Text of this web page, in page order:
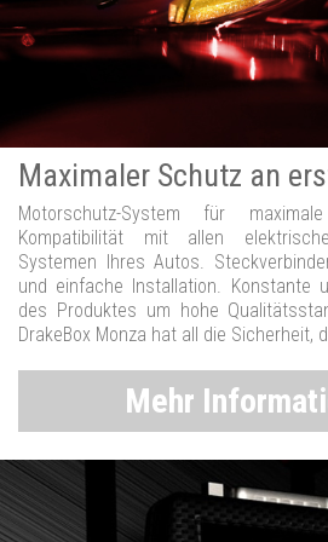
Maximaler Schutz an
Motorschutz-System für
Kompatibilität mit allen
Systemen Ihres Autos.
und einfache Installation. Konstante
des Produktes um hohe
DrakeBox Monza hat all die Sicherheit,
Mehr